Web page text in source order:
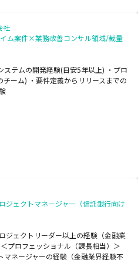
社
イム案件×業務改善コンサル領域/裁量
ステムの開発経験(目安5年以上) ・プロ
ーム) ・要件定義からリリースまでの
ェクトマネージャー（信託銀行向け
ジェクトリーダー以上の経験（金融業
フェッショナル（課長相当）＞
ネージャーの経験（金融業界経験不